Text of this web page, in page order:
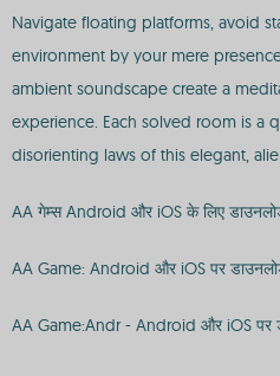
Navigate floating platforms, avoid
environment by your mere
ambient soundscape create a
experience. Each solved room is a
disorienting laws of this elegant,
AA गेम्स Android और iOS के लिए
AA Game: Android और iOS पर
AA Game:Andr - Android और iOS पर